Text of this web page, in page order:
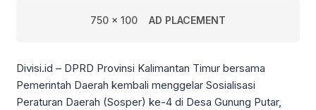
750 x 100 AD PLACEMENT
Divisi.id – DPRD Provinsi Kalimantan Timur bersama
Pemerintah Daerah kembali menggelar Sosialisasi
Peraturan Daerah (Sosper) ke-4 di Desa Gunung Putar,